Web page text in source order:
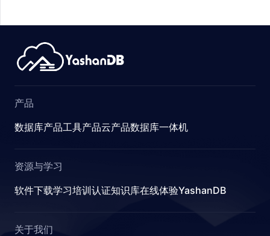
产品
数据库产品工具产品云产品数据库一体机
资源与学习
软件下载学习培训认证知识库在线体验YashanDB
关于我们